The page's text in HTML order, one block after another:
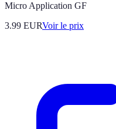
Micro Application GF
3.99 EURVoir le prix